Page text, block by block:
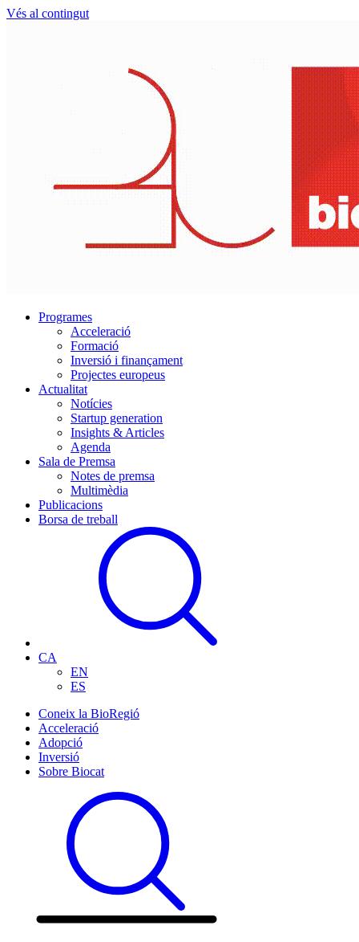
Vés al contingut
Programes
Acceleració
Formació
Inversió i finançament
Projectes europeus
Actualitat
Notícies
Startup generation
Insights & Articles
Agenda
Sala de Premsa
Notes de premsa
Multimèdia
Publicacions
Borsa de treball
CA
EN
ES
Coneix la BioRegió
Acceleració
Adopció
Inversió
Sobre Biocat